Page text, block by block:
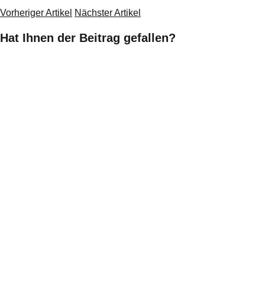
Vorheriger Artikel Nächster Artikel
Hat Ihnen der Beitrag gefallen?